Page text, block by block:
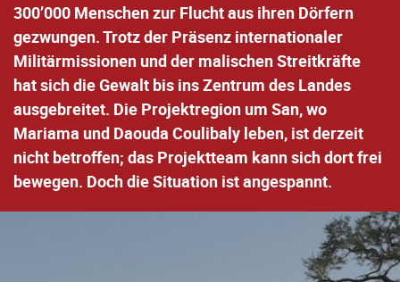
300’000 Menschen zur Flucht aus ihren Dörfern
gezwungen. Trotz der Präsenz internationaler
Militärmissionen und der malischen Streitkräfte
hat sich die Gewalt bis ins Zentrum des Landes
ausgebreitet. Die Projektregion um San, wo
Mariama und Daouda Coulibaly leben, ist derzeit
nicht betroffen; das Projektteam kann sich dort frei
bewegen. Doch die Situation ist angespannt.